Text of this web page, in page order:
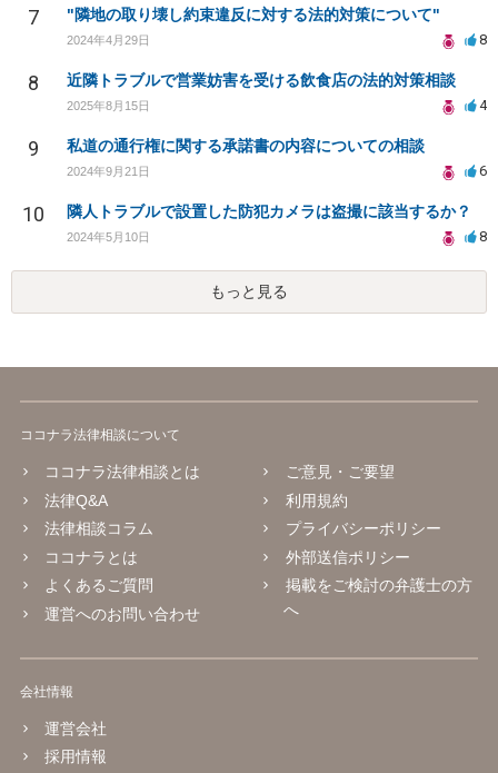
7 "隣地の取り壊し約束違反に対する法的対策について"
2024年4月29日 8
8 近隣トラブルで営業妨害を受ける飲食店の法的対策相談
2025年8月15日 4
9 私道の通行権に関する承諾書の内容についての相談
2024年9月21日 6
10 隣人トラブルで設置した防犯カメラは盗撮に該当するか？
2024年5月10日 8
もっと見る
ココナラ法律相談について
ココナラ法律相談とは
法律Q&A
法律相談コラム
ココナラとは
よくあるご質問
運営へのお問い合わせ
ご意見・ご要望
利用規約
プライバシーポリシー
外部送信ポリシー
掲載をご検討の弁護士の方
へ
会社情報
運営会社
採用情報